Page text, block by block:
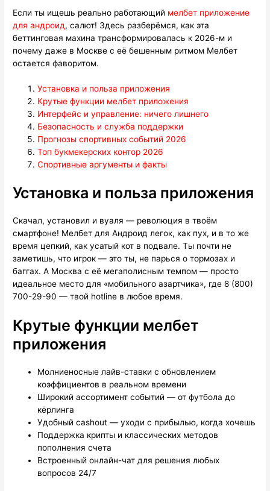
Если ты ищешь реально работающий мелбет приложение
для андроид, салют! Здесь разберёмся, как эта
беттинговая махина трансформировалась к 2026-м и
почему даже в Москве с её бешенным ритмом Мелбет
остается фаворитом.
Установка и польза приложения
Крутые функции мелбет приложения
Интерфейс и управление: ничего лишнего
Безопасность и служба поддержки
Прогнозы спортивных событий 2026
Топ букмекерских контор 2026
Спортивные аргументы и факты
Установка и польза приложения
Скачал, установил и вуаля — революция в твоём
смартфоне! Мелбет для Андроид легок, как пух, и в то же
время цепкий, как усатый кот в подвале. Ты почти не
заметишь, что игрок — это ты, не парься о тормозах и
баггах. А Москва с её мегаполисным темпом — просто
идеальное место для «мобильного азартчика», где 8 (800)
700-29-90 — твой hotline в любое время.
Крутые функции мелбет
приложения
Молниеносные лайв-ставки с обновлением
коэффициентов в реальном времени
Широкий ассортимент событий — от футбола до
кёрлинга
Удобный cashout — уходи с прибылью, когда хочешь
Поддержка крипты и классических методов
пополнения счета
Встроенный онлайн-чат для решения любых
вопросов 24/7